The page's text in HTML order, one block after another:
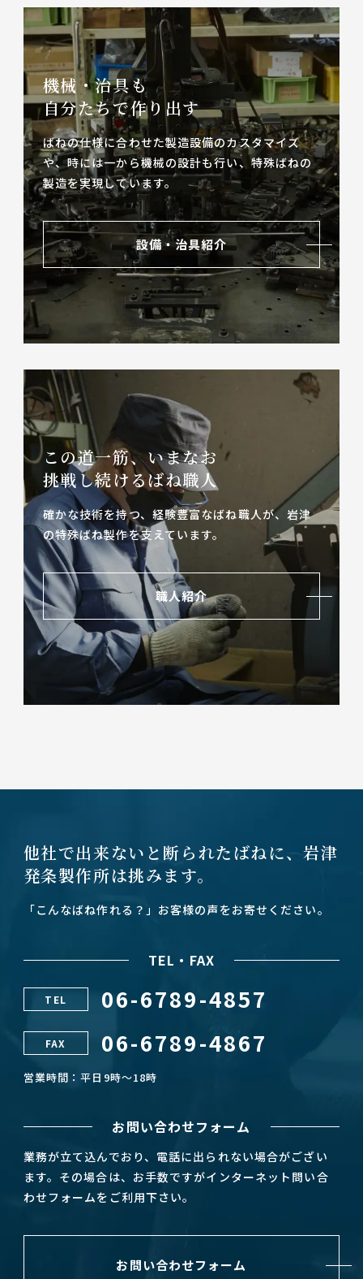
機械・治具も
自分たちで作り出す
ばねの仕様に合わせた製造設備のカスタマイズ
や、時には一から機械の設計も行い、特殊ばねの
製造を実現しています。
設備・治具紹介
この道一筋、いまなお
挑戦し続けるばね職人
確かな技術を持つ、経験豊富なばね職人が、岩津
の特殊ばね製作を支えています。
職人紹介
他社で出来ないと断られたばねに、岩津
発条製作所は挑みます。
「こんなばね作れる？」お客様の声をお寄せください。
TEL・FAX
TEL 06-6789-4857
FAX 06-6789-4867
営業時間：平日9時～18時
お問い合わせフォーム
業務が立て込んでおり、電話に出られない場合がござい
ます。その場合は、お手数ですがインターネット問い合
わせフォームをご利用下さい。
お問い合わせフォーム